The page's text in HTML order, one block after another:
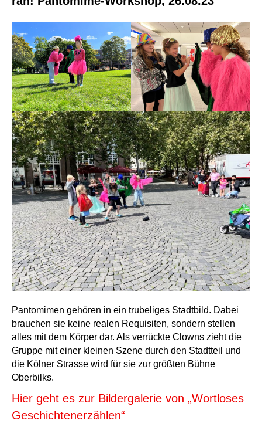
Pantomimen gehören in ein trubeliges Stadtbild. Dabei
brauchen sie keine realen Requisiten, sondern stellen
alles mit dem Körper dar. Als verrückte Clowns zieht die
Gruppe mit einer kleinen Szene durch den Stadtteil und
die Kölner Strasse wird für sie zur größten Bühne
Oberbilks.
Hier geht es zur Bildergalerie von „Wortloses
Geschichtenerzählen“